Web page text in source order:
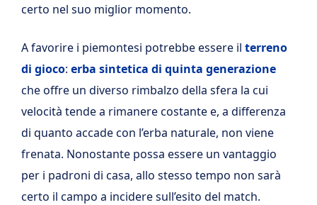
certo nel suo miglior momento.
A favorire i piemontesi potrebbe essere il terreno
di gioco: erba sintetica di quinta generazione
che offre un diverso rimbalzo della sfera la cui
velocità tende a rimanere costante e, a differenza
di quanto accade con l’erba naturale, non viene
frenata. Nonostante possa essere un vantaggio
per i padroni di casa, allo stesso tempo non sarà
certo il campo a incidere sull’esito del match.